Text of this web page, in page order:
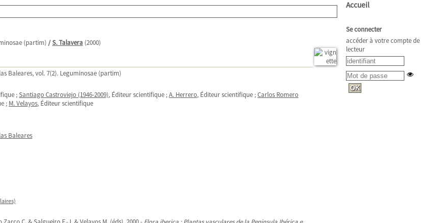
(partim) /S. Talavera (2000)
Baleares, vol. 7(2). Leguminosae (partim)
;Santiago Castroviejo (1946-2009), Éditeur scientifique ;A. Herrero, Éditeur scientifique ;Carlos Romero
; M. Velayos, Éditeur scientifique
Baleares
Accueil
Se connecter
accéder à votre compte de
lecteur